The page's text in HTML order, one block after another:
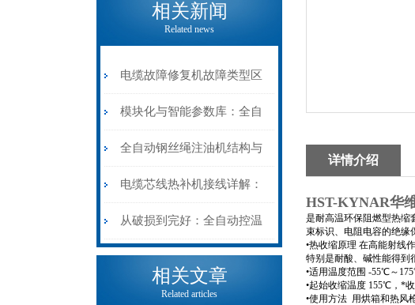
相关新闻
Related news
电缆故障修复机故障类型区
分指南：从“绝缘电
阻”到“波形特征”的精准诊
断逻辑
模块化与智能参数库：全自
动电缆修复机的快速换型逻
辑
全自动钢丝绳注油机结构与
工作原理：揭秘高效润滑的
机械密码
电缆芯线热补机接线详解：
从入门到精通
从破损到完好：全自动控温
电缆热补机的核心价值
相关文章
Related articles
详情介绍
HST-KYNAR华
是耐高温环保阻燃型热缩
束标识、电阻电容的绝缘
•热收缩原理 在高能射线
特别是耐酸、碱性能得到
•适用温度范围 -55℃～
•起始收缩温度 155℃，*
•使用方法 用烘箱和热风